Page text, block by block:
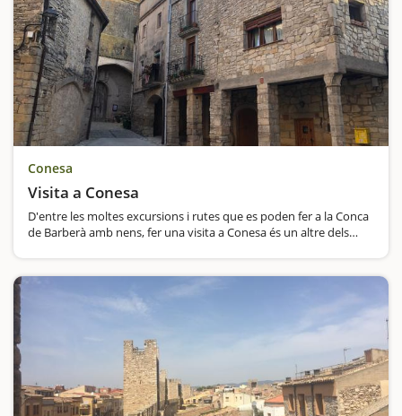
Conesa
Visita a Conesa
D'entre les moltes excursions i rutes que es poden fer a la Conca
de Barberà amb nens, fer una visita a Conesa és un altre dels